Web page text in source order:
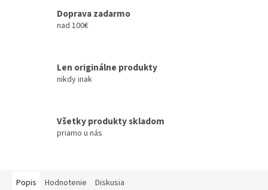
Doprava zadarmo
nad 100€
Len originálne produkty
nikdy inak
Všetky produkty skladom
priamo u nás
Popis Hodnotenie Diskusia